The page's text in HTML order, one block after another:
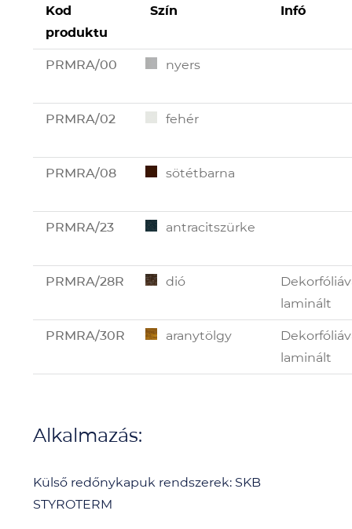
Kod
produktu
Szín Infó
PRMRA/00 nyers
PRMRA/02 fehér
PRMRA/08 sötétbarna
PRMRA/23 antracitszürke
PRMRA/28R dió
laminált
PRMRA/30R aranytölgy
laminált
Alkalmazás:
Külső redőnykapuk rendszerek: SKB
STYROTERM